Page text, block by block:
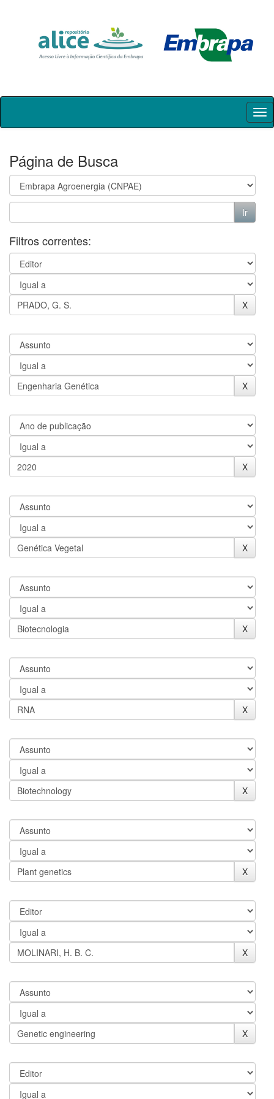
Skip
Página de Busca
Filtros correntes: